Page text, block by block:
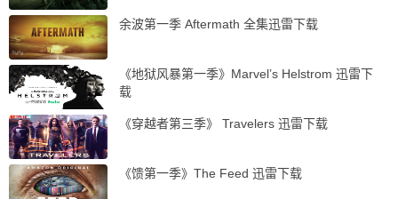
余波第一季 Aftermath 全集迅雷下载
《地狱风暴第一季》Marvel’s Helstrom 迅雷下
载
《穿越者第三季》 Travelers 迅雷下载
《馈第一季》The Feed 迅雷下载